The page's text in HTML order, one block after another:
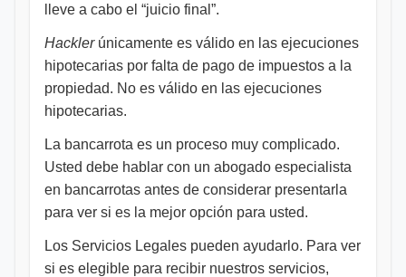
lleve a cabo el “juicio final”.
Hacklerúnicamente es válido en las ejecuciones
hipotecarias por falta de pago de impuestos a la
propiedad. No es válido en las ejecuciones
hipotecarias.
La bancarrota es un proceso muy complicado.
Usted debe hablar con un abogado especialista
en bancarrotas antes de considerar presentarla
para ver si es la mejor opción para usted.
Los Servicios Legales pueden ayudarlo. Para ver
si es elegible para recibir nuestros servicios,